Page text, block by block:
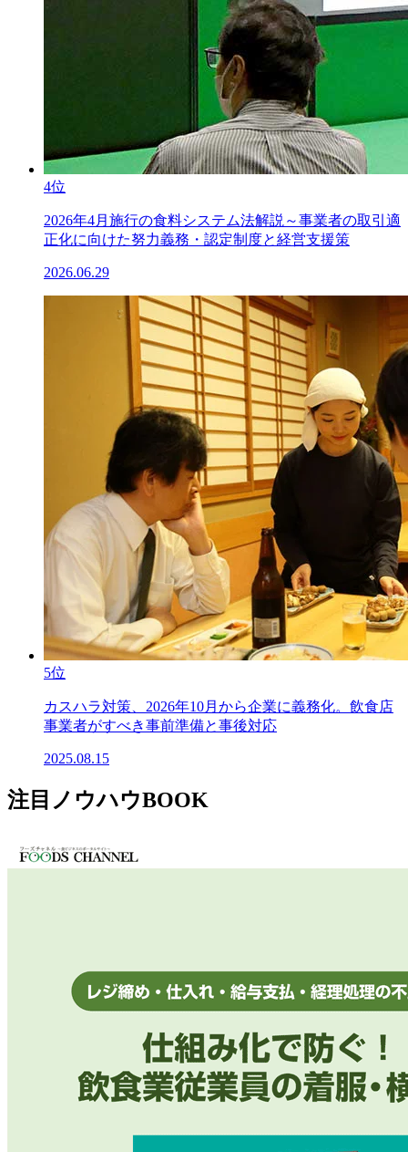
4位
2026年4月施行の食料システム法解説～事業者の取引適
正化に向けた努力義務・認定制度と経営支援策
2026.06.29
5位
カスハラ対策、2026年10月から企業に義務化。飲食店
事業者がすべき事前準備と事後対応
2025.08.15
注目ノウハウBOOK